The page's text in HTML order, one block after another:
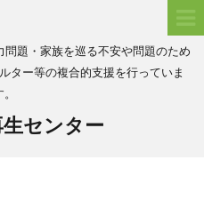
題・家族を巡る不安や問題のため
ター等の複合的支援を行っていま
生センター